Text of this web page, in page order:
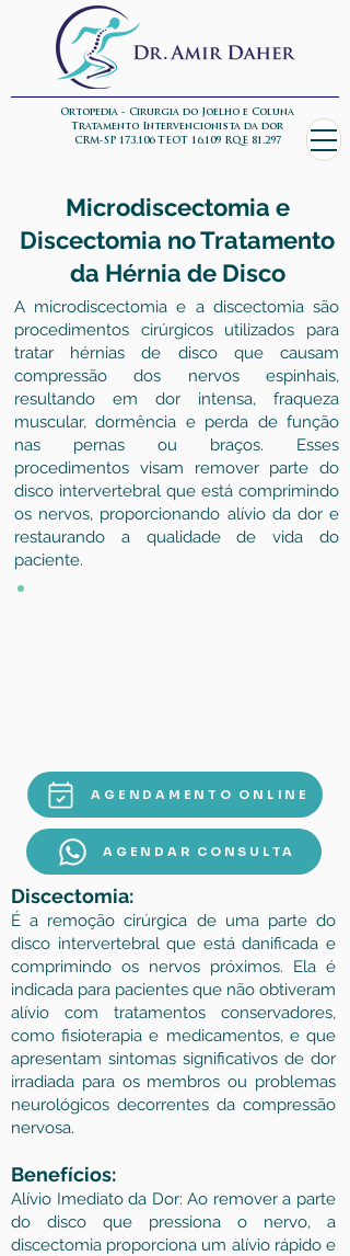
Ortopedia - Cirurgia do Joelho e Coluna
Tratamento Intervencionista da dor
CRM-SP 173.106 TEOT 16.109 RQE 81.297
Microdiscectomia e
Discectomia no Tratamento
da Hérnia de Disco
A microdiscectomia e a discectomia são
procedimentos cirúrgicos utilizados para
tratar hérnias de disco que causam
compressão dos nervos espinhais,
resultando em dor intensa, fraqueza
muscular, dormência e perda de função
nas pernas ou braços. Esses
procedimentos visam remover parte do
disco intervertebral que está comprimindo
os nervos, proporcionando alívio da dor e
restaurando a qualidade de vida do
paciente.
AGENDAMENTO ONLINE
AGENDAR CONSULTA
Discectomia:
É a remoção cirúrgica de uma parte do
disco intervertebral que está danificada e
comprimindo os nervos próximos. Ela é
indicada para pacientes que não obtiveram
alívio com tratamentos conservadores,
como fisioterapia e medicamentos, e que
apresentam sintomas significativos de dor
irradiada para os membros ou problemas
neurológicos decorrentes da compressão
nervosa.
Benefícios:
Alívio Imediato da Dor: Ao remover a parte
do disco que pressiona o nervo, a
discectomia proporciona um alívio rápido e